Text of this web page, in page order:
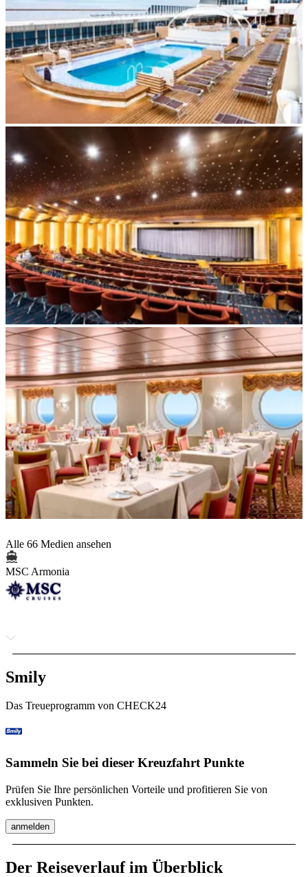
Alle 66 Medien ansehen
MSC Armonia
Smily
Das Treueprogramm von CHECK24
Sammeln Sie bei dieser Kreuzfahrt Punkte
Prüfen Sie Ihre persönlichen Vorteile und profitieren Sie von
exklusiven Punkten.
anmelden
Der Reiseverlauf im Überblick